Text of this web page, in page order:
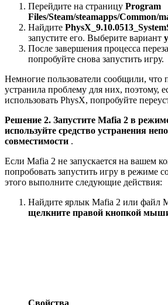
Перейдите на страницу Program
Files/Steam/steamapps/Common/
Найдите
запустите его. Выберите вариант
После завершения процесса
попробуйте снова запустить игру.
Немногие пользователи сообщили, что
устранила проблему для них, поэтому,
использовать PhysX, попробуйте
Решение 2. Запустите Mafia 2 в
используйте средство устранения
совместимости .
Если Mafia 2 не запускается на вашем
попробовать запустить игру в режиме
этого выполните следующие действия:
Найдите ярлык Mafia 2 или файл
щелкните правой кнопкой
Свойства